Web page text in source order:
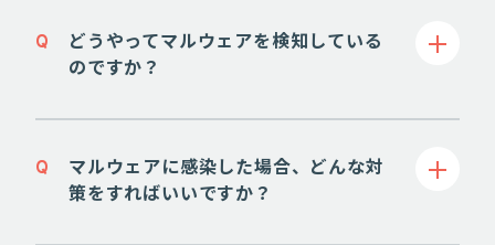
Q
どうやってマルウェアを検知している
のですか？
Q
マルウェアに感染した場合、どんな対
策をすればいいですか？